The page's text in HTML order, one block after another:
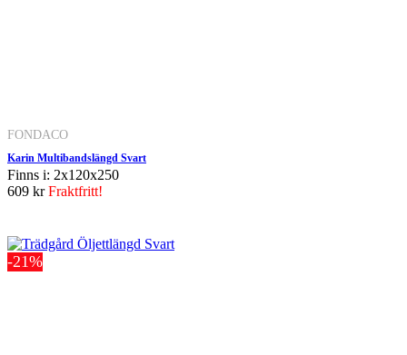
FONDACO
Karin Multibandslängd Svart
Finns i: 2x120x250
609 krFraktfritt!
-21%